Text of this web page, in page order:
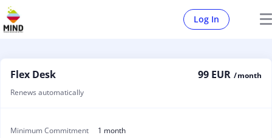
Log In
Flex Desk 99 EUR / month
Renews automatically
Minimum Commitment 1 month